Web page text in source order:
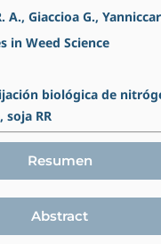
A., Giaccioa G.,
in Weed Science
biológica de
soja RR
Resumen
Abstract